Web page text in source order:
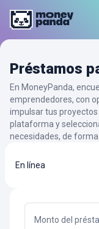
Préstamos
En MoneyPanda,
emprendedores, con
impulsar tus
plataforma y
necesidades, de
En línea
Monto del